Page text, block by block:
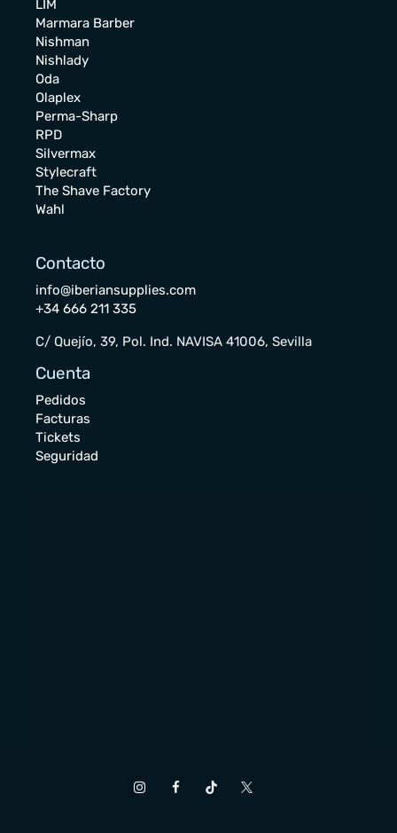
LIM
Marmara Barber
Nishman
Nishlady
Oda
Olaplex
Perma-Sharp
RPD
Silvermax
Stylecraft
The Shave Factory
Wahl
Contacto
info@iberiansupplies.com
+34 666 211 335
C/ Quejío, 39, Pol. Ind. NAVISA 41006, Sevilla
Cuenta
Pedidos
Facturas
Tickets
Seguridad